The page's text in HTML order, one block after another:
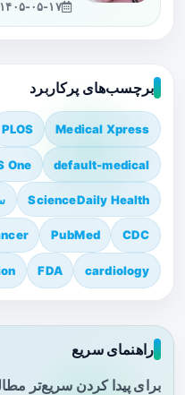
۱۴۰۵-۰۵-۱۷
برچسب‌های پرکاربرد
Medical Xpress
PLOS
default-medical
One
ScienceDaily Health
CDC
PubMed
cardiology
FDA
راهنمای سریع
برای پیدا کردن سریع‌تر